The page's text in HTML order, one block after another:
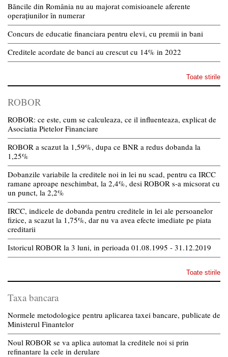
Băncile din România nu au majorat comisioanele aferente
operațiunilor în numerar
Concurs de educatie financiara pentru elevi, cu premii in bani
Creditele acordate de banci au crescut cu 14% in 2022
Toate stirile
ROBOR
ROBOR: ce este, cum se calculeaza, ce il influenteaza, explicat de
Asociatia Pietelor Financiare
ROBOR a scazut la 1,59%, dupa ce BNR a redus dobanda la
1,25%
Dobanzile variabile la creditele noi in lei nu scad, pentru ca IRCC
ramane aproape neschimbat, la 2,4%, desi ROBOR s-a micsorat cu
un punct, la 2,2%
IRCC, indicele de dobanda pentru creditele in lei ale persoanelor
fizice, a scazut la 1,75%, dar nu va avea efecte imediate pe piata
creditarii
Istoricul ROBOR la 3 luni, in perioada 01.08.1995 - 31.12.2019
Toate stirile
Taxa bancara
Normele metodologice pentru aplicarea taxei bancare, publicate de
Ministerul Finantelor
Noul ROBOR se va aplica automat la creditele noi si prin
refinantare la cele in derulare